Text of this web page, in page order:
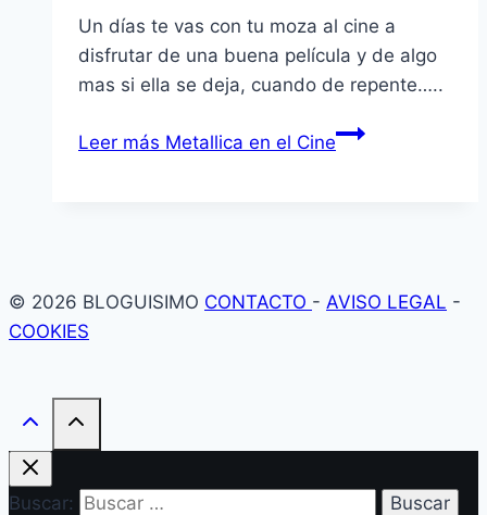
Un dí­as te vas con tu moza al cine a
disfrutar de una buena pelí­cula y de algo
mas si ella se deja, cuando de repente…..
Leer más Metallica en el Cine
© 2026 BLOGUISIMO CONTACTO - AVISO LEGAL -
COOKIES
Buscar: